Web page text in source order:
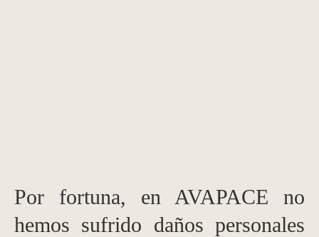
Por fortuna, en AVAPACE no
hemos sufrido daños personales